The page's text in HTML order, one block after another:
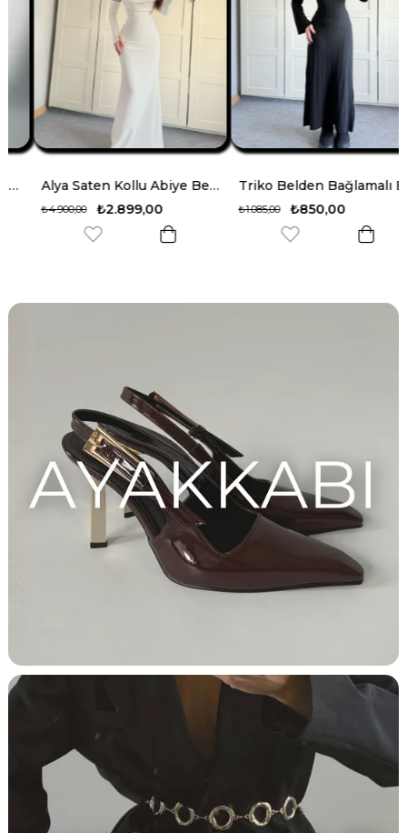
Alya Saten Kollu Abiye Beyaz
₺2.899,00
₺4.900,00
Triko Belden Bağlamalı Elbise Siyah
₺850,00
₺1.085,00